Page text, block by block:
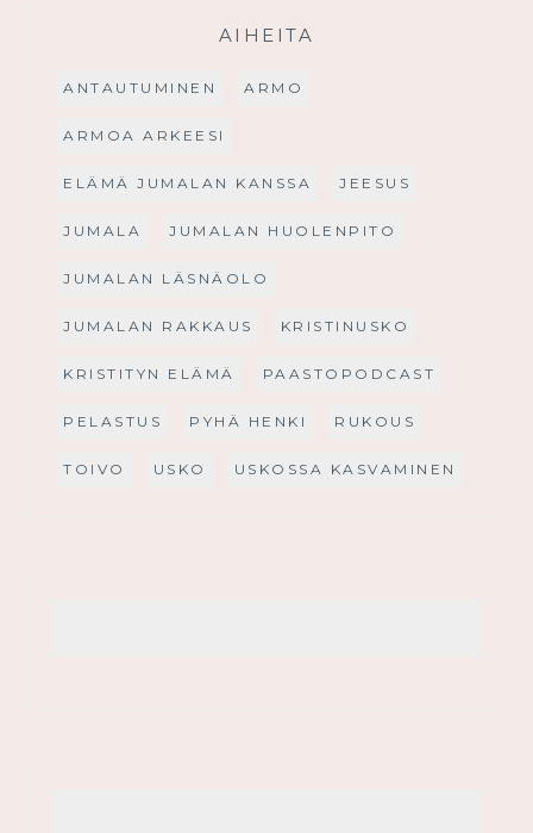
AIHEITA
ANTAUTUMINEN ARMO
ARMOA ARKEESI
ELÄMÄ JUMALAN KANSSA JEESUS
JUMALA JUMALAN HUOLENPITO
JUMALAN LÄSNÄOLO
JUMALAN RAKKAUS KRISTINUSKO
KRISTITYN ELÄMÄ PAASTOPODCAST
PELASTUS PYHÄ HENKI RUKOUS
TOIVO USKO USKOSSA KASVAMINEN